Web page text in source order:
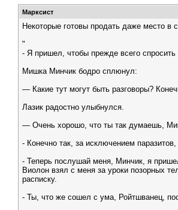
Марксист
Некоторые готовы продать даже место
"
- Я пришел, чтобы прежде всего
Мишка Минчик бодро сплюнул:
— Какие тут могут быть разговоры?
Лазик радостно улыбнулся.
— Очень хорошо, что ты так думаешь,
- Конечно так, за исключением
- Теперь послушай меня, Минчик, я
Виолон взял с меня за уроки позорных
расписку.
- Ты, что же сошел с ума, Ройтшванец,